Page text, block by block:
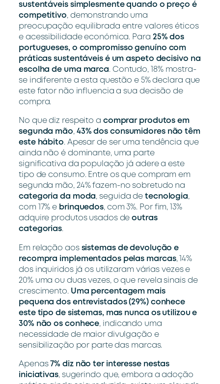
sustentáveis simplesmente quando o preço é
competitivo, demonstrando uma
preocupação equilibrada entre valores éticos
e acessibilidade económica. Para 25% dos
portugueses, o compromisso genuíno com
práticas sustentáveis é um aspeto decisivo na
escolha de uma marca. Contudo, 18% mostra-
se indiferente a esta questão e 5% declara que
este fator não influencia a sua decisão de
compra.
No que diz respeito a comprar produtos em
segunda mão, 43% dos consumidores não têm
este hábito. Apesar de ser uma tendência que
ainda não é dominante, uma parte
significativa da população já adere a este
tipo de consumo. Entre os que compram em
segunda mão, 24% fazem-no sobretudo na
categoria da moda, seguida detecnologia,
com 17% e brinquedos, com 3%. Por fim, 13%
adquire produtos usados deoutras
categorias.
Em relação aos sistemas de devolução e
recompra implementados pelas marcas, 14%
dos inquiridos já os utilizaram várias vezes e
20% uma ou duas vezes, o que revela sinais de
crescimento. Uma percentagem mais
pequena dos entrevistados (29%) conhece
este tipo de sistemas, mas nunca os utilizou e
30% não os conhece, indicando uma
necessidade de maior divulgação e
sensibilização por parte das marcas.
Apenas 7% diz não ter interesse nestas
iniciativas, sugerindo que, embora a adoção